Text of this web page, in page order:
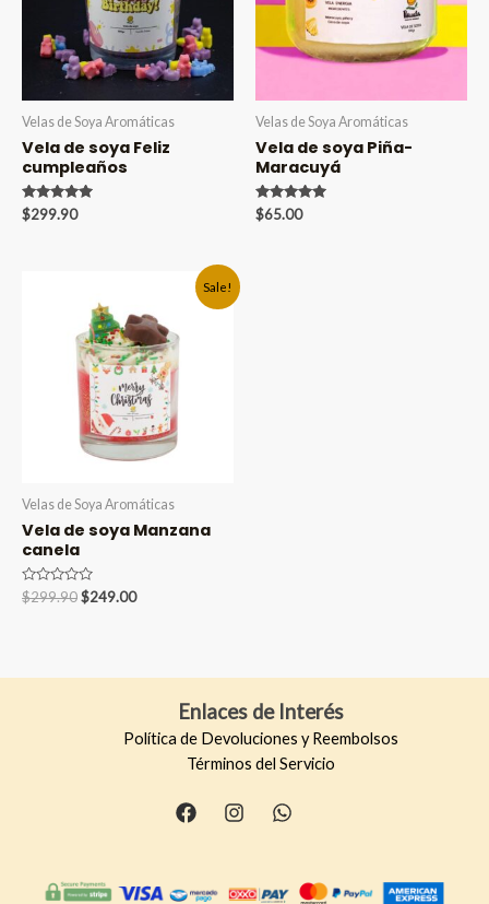
Velas de Soya Aromáticas
Vela de soya Feliz
cumpleaños
Valorado en
5.00
$299.90
Velas de Soya Aromáticas
Vela de soya Piña-
Maracuyá
Valorado en
5.00
$65.00
Sale!
Velas de Soya Aromáticas
Vela de soya Manzana
canela
Valorado
en
$299.90Original
$249.00Current
Enlaces de Interés
Política de Devoluciones y Reembolsos
Términos del Servicio